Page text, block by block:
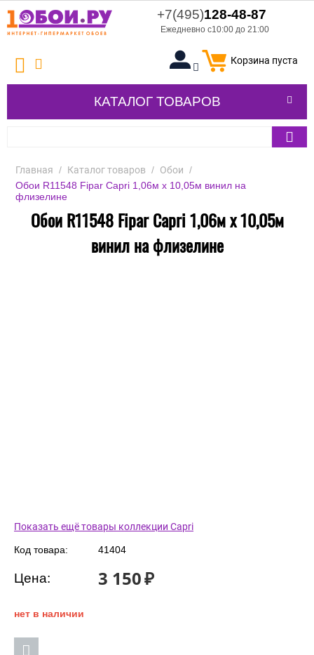
+7(495)128-48-87
Ежедневно с10:00 до 21:00
Корзина пуста
КАТАЛОГ ТОВАРОВ
Главная / Каталог товаров / Обои /
Обои R11548 Fipar Capri 1,06м х 10,05м винил на
флизелине
Обои R11548 Fipar Capri 1,06м х 10,05м
винил на флизелине
Показать ещё товары коллекции Capri
Код товара: 41404
Цена: 3 150₽
нет в наличии